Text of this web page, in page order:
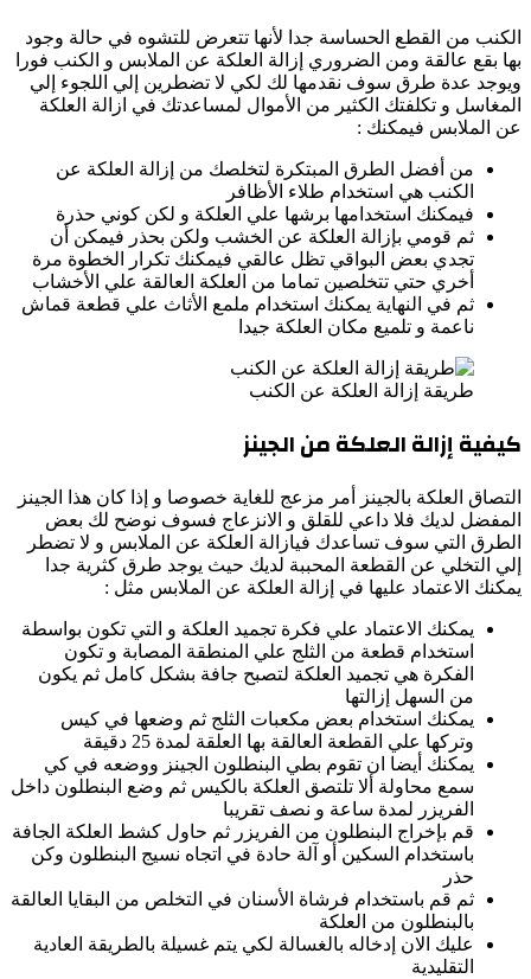
الكنب من القطع الحساسة جدا لأنها تتعرض للتشوه في حالة وجود
بها بقع عالقة ومن الضروري إزالة العلكة عن الملابس و الكنب فورا
ويوجد عدة طرق سوف نقدمها لك لكي لا تضطرين إلي اللجوء إلي
المغاسل و تكلفتك الكثير من الأموال لمساعدتك في ازالة العلكة
عن الملابس فيمكنك :
من أفضل الطرق المبتكرة لتخلصك من إزالة العلكة عن
الكنب هي استخدام طلاء الأظافر
فيمكنك استخدامها برشها علي العلكة و لكن كوني حذرة
ثم قومي بإزالة العلكة عن الخشب ولكن بحذر فيمكن أن
تجدي بعض البواقي تظل عالقي فيمكنك تكرار الخطوة مرة
أخري حتي تتخلصين تماما من العلكة العالقة علي الأخشاب
ثم في النهاية يمكنك استخدام ملمع الأثاث علي قطعة قماش
ناعمة و تلميع مكان العلكة جيدا
طريقة إزالة العلكة عن الكنب
كيفية إزالة العلكة من الجينز
التصاق العلكة بالجينز أمر مزعج للغاية خصوصا و إذا كان هذا الجينز
المفضل لديك فلا داعي للقلق و الانزعاج فسوف نوضح لك بعض
الطرق التي سوف تساعدك فيازالة العلكة عن الملابس و لا تضطر
إلي التخلي عن القطعة المحببة لديك حيث يوجد طرق كثرية جدا
يمكنك الاعتماد عليها في إزالة العلكة عن الملابس مثل :
يمكنك الاعتماد علي فكرة تجميد العلكة و التي تكون بواسطة
استخدام قطعة من الثلج علي المنطقة المصابة و تكون
الفكرة هي تجميد العلكة لتصبح جافة بشكل كامل ثم يكون
من السهل إزالتها
يمكنك استخدام بعض مكعبات الثلج ثم وضعها في كيس
وتركها علي القطعة العالقة بها العلقة لمدة 25 دقيقة
يمكنك أيضا ان تقوم بطي البنطلون الجينز ووضعه في كي
سمع محاولة ألا تلتصق العلكة بالكيس ثم وضع البنطلون داخل
الفريزر لمدة ساعة و نصف تقريبا
قم بإخراج البنطلون من الفريزر ثم حاول كشط العلكة الجافة
باستخدام السكين أو آلة حادة في اتجاه نسيج البنطلون وكن
حذر
ثم قم باستخدام فرشاة الأسنان في التخلص من البقايا العالقة
بالبنطلون من العلكة
عليك الان إدخاله بالغسالة لكي يتم غسيلة بالطريقة العادية
التقليدية